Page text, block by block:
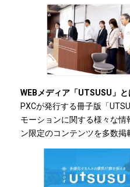
WEBメディア「UTSUSU」と
PXCが発行する冊子版「
モーションに関する様々な
ン限定のコンテンツを多数掲